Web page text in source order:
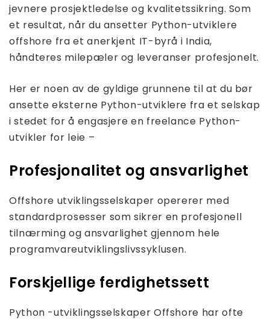
jevnere prosjektledelse og kvalitetssikring. Som
et resultat, når du ansetter Python-utviklere
offshore fra et anerkjent IT-byrå i India,
håndteres milepæler og leveranser profesjonelt.
Her er noen av de gyldige grunnene til at du bør
ansette eksterne Python-utviklere fra et selskap
i stedet for å engasjere en freelance Python-
utvikler for leie –
Profesjonalitet og ansvarlighet
Offshore utviklingsselskaper opererer med
standardprosesser som sikrer en profesjonell
tilnærming og ansvarlighet gjennom hele
programvareutviklingslivssyklusen.
Forskjellige ferdighetssett
Python -utviklingsselskaper Offshore har ofte